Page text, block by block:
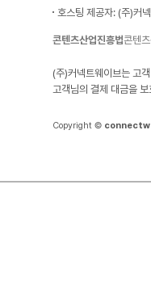
호스팅 제공자: (주)커
콘텐츠산업진흥법콘텐
(주)커넥트웨이브는 고
고객님의 결제 대금을
Copyright ©